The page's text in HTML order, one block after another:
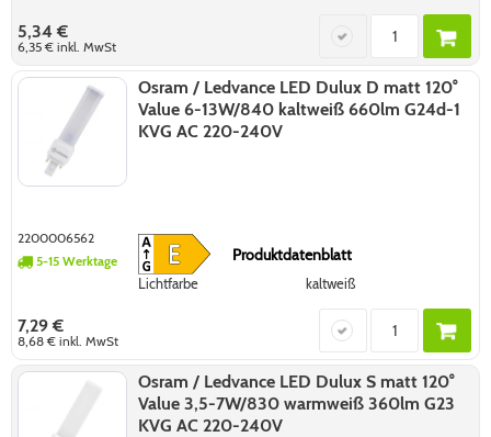
5,34 €
6,35 €inkl. MwSt
Osram / Ledvance LED Dulux D matt 120°
Value 6-13W/840 kaltweiß 660lm G24d-1
KVG AC 220-240V
2200006562
5-15 Werktage
Produktdatenblatt
Lichtfarbe kaltweiß
7,29 €
8,68 €inkl. MwSt
Osram / Ledvance LED Dulux S matt 120°
Value 3,5-7W/830 warmweiß 360lm G23
KVG AC 220-240V